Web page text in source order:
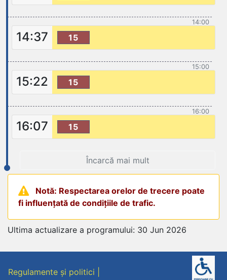
14:00
14:37 15
15:00
15:22 15
16:00
16:07 15
Încarcă mai mult
Notă: Respectarea orelor de trecere poate
fi influențată de condițiile de trafic.
Ultima actualizare a programului: 30 Jun 2026
Regulamente și politici